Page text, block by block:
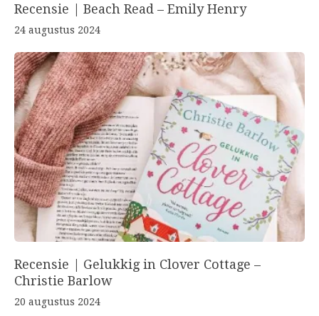
Recensie | Beach Read – Emily Henry
24 augustus 2024
Recensie | Gelukkig in Clover Cottage –
Christie Barlow
20 augustus 2024